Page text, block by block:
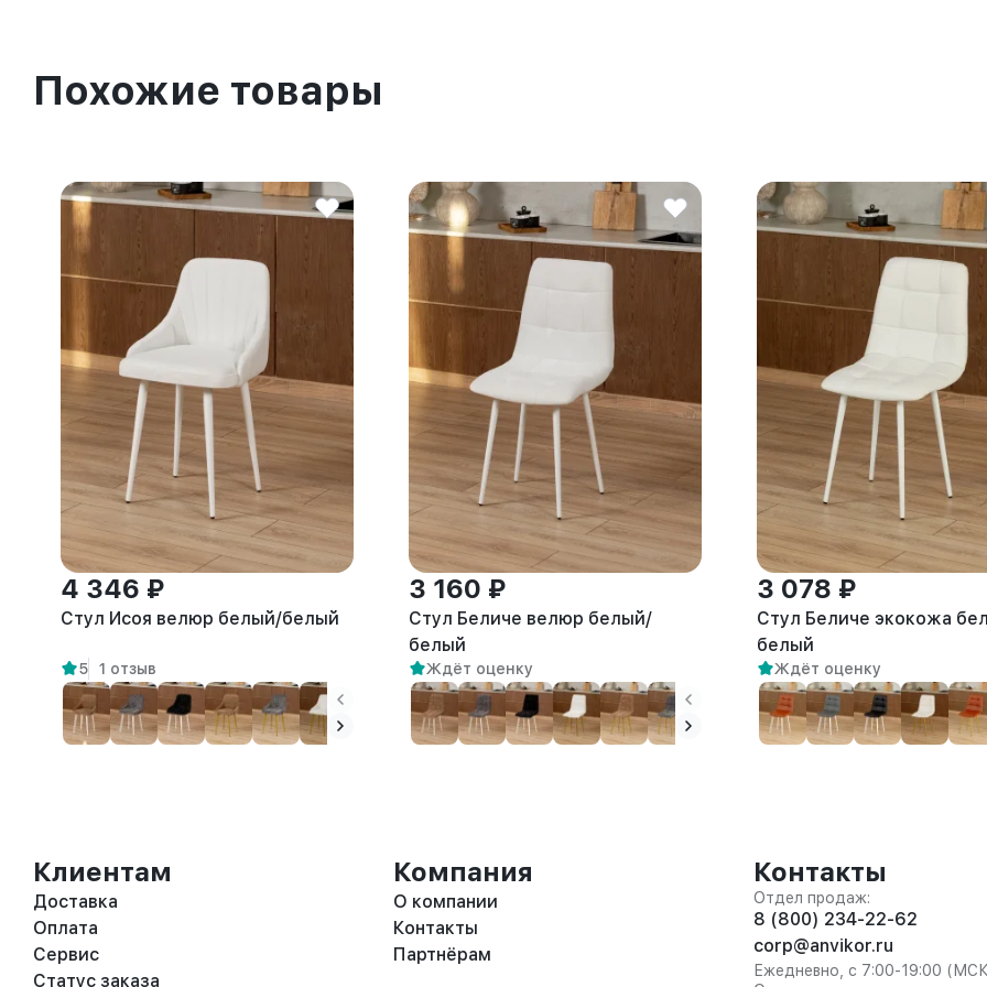
Похожие товары
4 346 ₽
Стул Исоя велюр белый/белый
5 1 отзыв
3 160 ₽
Стул Беличе велюр белый/
белый
Ждёт оценку
3 078 ₽
Стул Беличе экокожа
белый
Ждёт оценку
Клиентам
Доставка
Оплата
Сервис
Статус заказа
Компания
О компании
Контакты
Партнёрам
Контакты
Отдел продаж:
8 (800) 234-22-62
corp@anvikor.ru
Ежедневно, с 7:00-19:00